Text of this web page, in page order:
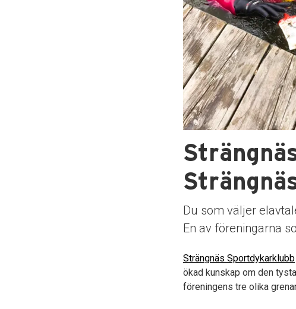
Du som väljer
En av föreningarna
Strängnäs Sportdykarklubb
ökad kunskap om den
föreningens tre olika